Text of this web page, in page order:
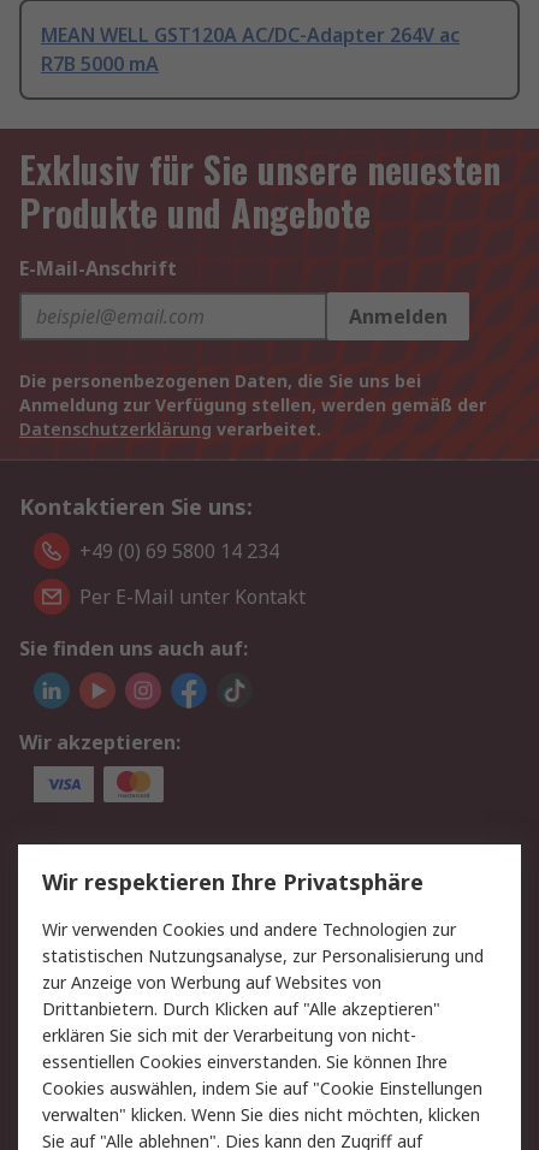
MEAN WELL GST120A AC/DC-Adapter 264V ac
R7B 5000 mA
Exklusiv für Sie unsere neuesten
Produkte und Angebote
E-Mail-Anschrift
Anmelden
Die personenbezogenen Daten, die Sie uns bei
Anmeldung zur Verfügung stellen, werden gemäß der
Datenschutzerklärung verarbeitet.
Kontaktieren Sie uns:
+49 (0) 69 5800 14 234
Per E-Mail unter Kontakt
Sie finden uns auch auf:
Wir akzeptieren:
Service
Value Added Services
Lieferlösungen
Rücksendungen
Kontakt
Hilfe
Privatkunden
Rechtliches
AGB
Datenschutz
Cookie-Richtlinie
Zahlungsbedingungen
Copyright/Impressum
Entsorgung
Wir respektieren Ihre Privatsphäre
Wir verwenden Cookies und andere Technologien zur
statistischen Nutzungsanalyse, zur Personalisierung und
zur Anzeige von Werbung auf Websites von
Drittanbietern. Durch Klicken auf "Alle akzeptieren"
erklären Sie sich mit der Verarbeitung von nicht-
essentiellen Cookies einverstanden. Sie können Ihre
Cookies auswählen, indem Sie auf "Cookie Einstellungen
verwalten" klicken. Wenn Sie dies nicht möchten, klicken
Sie auf "Alle ablehnen". Dies kann den Zugriff auf